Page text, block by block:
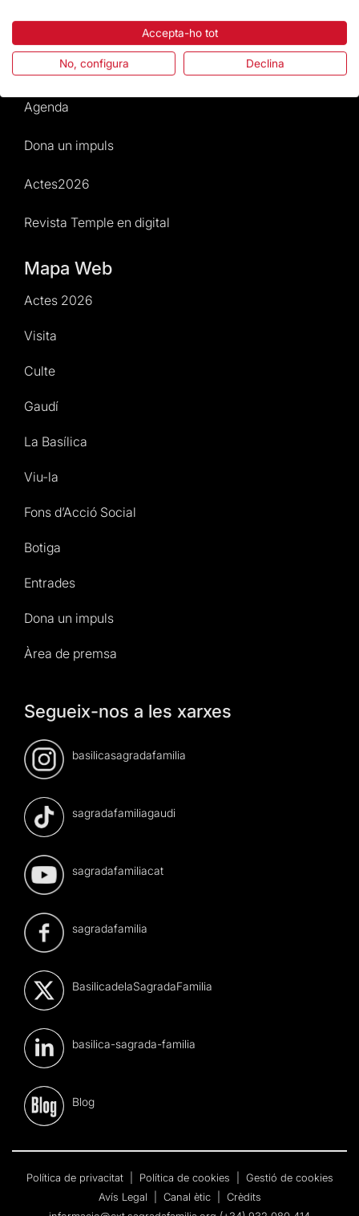
Normativa i condicions de compra
Notícies i Actualitat
Agenda
Dona un impuls
Actes2026
Revista Temple en digital
Mapa Web
Actes 2026
Visita
Culte
Gaudí
La Basílica
Viu-la
Fons d’Acció Social
Botiga
Entrades
Dona un impuls
Àrea de premsa
Segueix-nos a les xarxes
basilicasagradafamilia
sagradafamiliagaudi
sagradafamiliacat
sagradafamilia
BasilicadelaSagradaFamilia
basilica-sagrada-familia
Blog
Política de privacitat Política de cookies
Gestió de cookies
Avís Legal
Canal ètic
Crèdits
Accepta-ho tot
No, configura Declina